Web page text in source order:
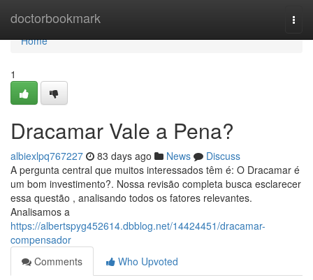
doctorbookmark
Home
Home
1
Dracamar Vale a Pena?
albiexlpq767227 83 days ago News
Discuss
A pergunta central que muitos interessados têm é: O Dracamar é
um bom investimento?. Nossa revisão completa busca esclarecer
essa questão , analisando todos os fatores relevantes.
Analisamos a
https://albertspyg452614.dbblog.net/14424451/dracamar-
compensador
Comments
Who Upvoted